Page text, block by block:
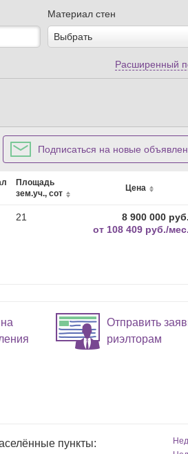
Материал стен
Выбрать
Расширенный
Подписаться на новые
Площадь
зем.уч., сот
Цена
21
8 900 000 руб.
от 108 409 руб./мес.
Отправить
риэлторам
пункты: